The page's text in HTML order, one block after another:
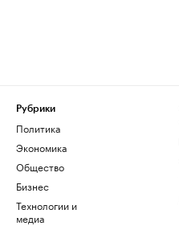
Рубрики
Политика
Экономика
Общество
Бизнес
Технологии и
медиа